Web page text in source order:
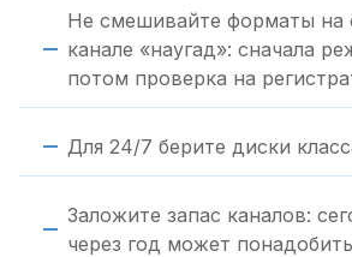
Не смешивайте форматы на
канале «наугад»: сначала
потом проверка на
Для 24/7 берите диски
Заложите запас каналов:
через год может